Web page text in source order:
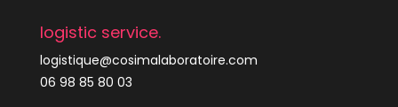
logistic service.
logistique@cosimalaboratoire.com
06 98 85 80 03